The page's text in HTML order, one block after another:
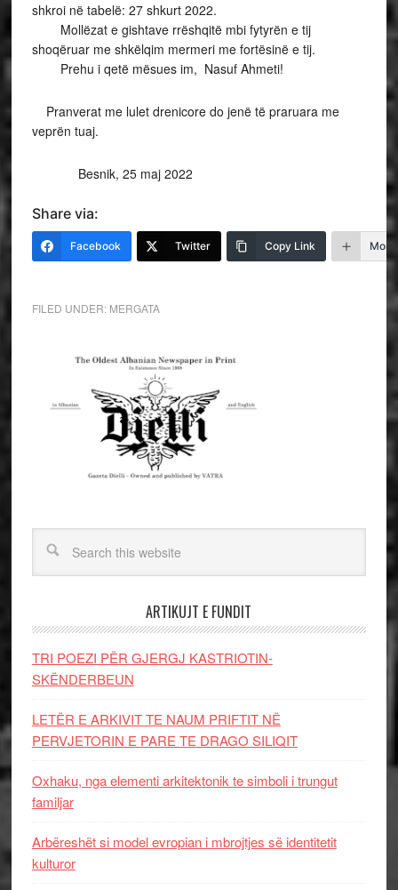
shkroi në tabelë: 27 shkurt 2022.
Mollëzat e gishtave rrëshqitë mbi fytyrën e tij
shoqëruar me shkëlqim mermeri me fortësinë e tij.
Prehu i qetë mësues im, Nasuf Ahmeti!
Pranverat me lulet drenicore do jenë të praruara me
veprën tuaj.
Besnik, 25 maj 2022
Share via:
Facebook Twitter Copy Link More
FILED UNDER: MERGATA
ARTIKUJT E FUNDIT
TRI POEZI PËR GJERGJ KASTRIOTIN-
SKËNDERBEUN
LETËR E ARKIVIT TE NAUM PRIFTIT NË
PERVJETORIN E PARE TE DRAGO SILIQIT
Oxhaku, nga elementi arkitektonik te simboli i trungut
familjar
Arbëreshët si model evropian i mbrojtjes së identitetit
kulturor